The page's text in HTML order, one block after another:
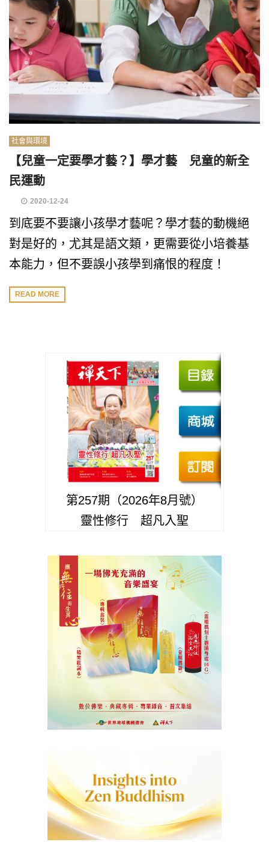
社會與環境
【兒童一定要學才藝？】學才藝 兒童的新全
民運動
2020-12-24
到底要不要讓小孩學才藝呢？學才藝的動機絕
對是好的，尤其是語文類，更需要從小培養基
本能力，但不要誤小孩學到痛恨的程度！
READ MORE
第257期（2026年8月號）
靈性修行 超凡入聖